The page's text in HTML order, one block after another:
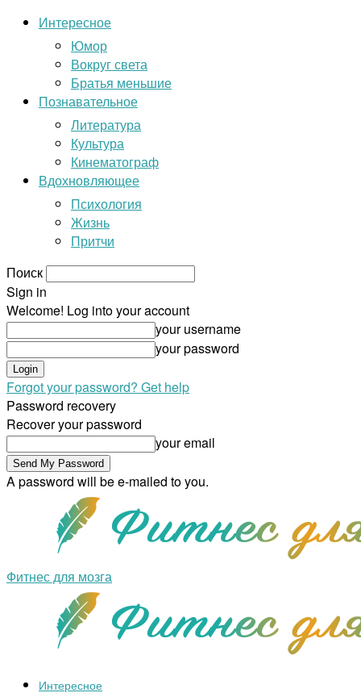
Интересное
Юмор
Вокруг света
Братья меньшие
Познавательное
Литература
Культура
Кинематограф
Вдохновляющее
Психология
Жизнь
Притчи
Поиск
Sign in
Welcome! Log into your account
your username
your password
Forgot your password? Get help
Password recovery
Recover your password
your email
A password will be e-mailed to you.
Фитнес для мозга
Интересное